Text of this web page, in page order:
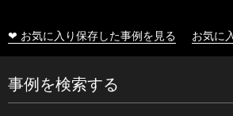
❤ お気に入り保存した事例を見る お気に
事例を検索する